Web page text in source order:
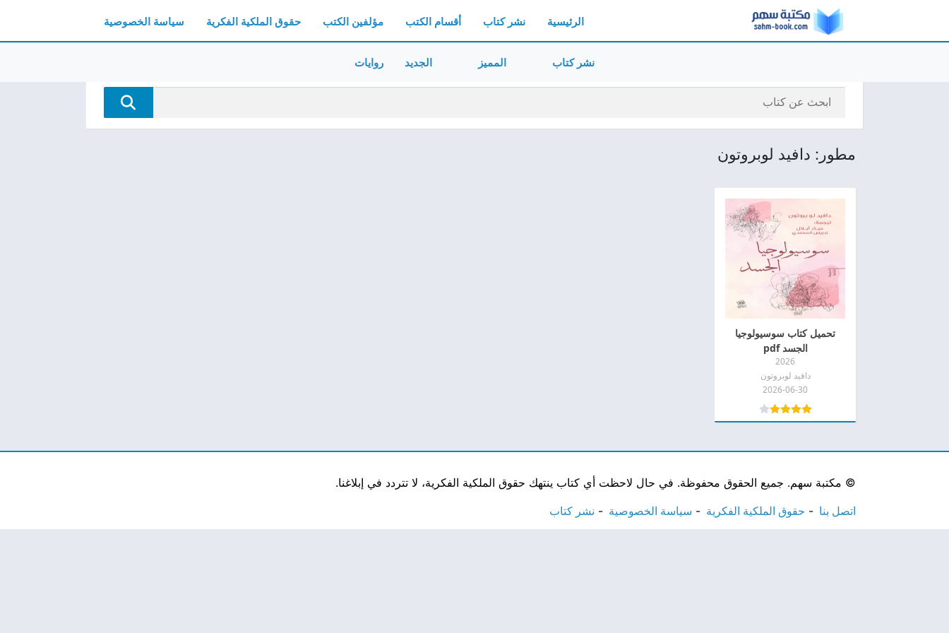
الرئيسية نشر كتاب أقسام الكتب مؤلفين الكتب حقوق الملكية الفكرية سياسة الخصوصية
نشر كتاب المميز الجديد روايات
مطور: دافيد لوبروتون
تحميل كتاب سوسيولوجيا
الجسد pdf
2026
دافيد لوبروتون
2026-06-30
© مكتبة سهم. جميع الحقوق محفوظة. في حال لاحظت أي كتاب ينتهك حقوق الملكية الفكرية، لا تتردد في إبلاغنا.
اتصل بنا حقوق الملكية الفكرية سياسة الخصوصية نشر كتاب